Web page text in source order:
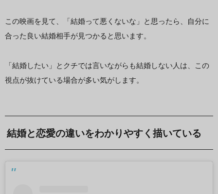
この映画を見て、「結婚って悪くないな」と思ったら、自分に
合った良い結婚相手が見つかると思います。
「結婚したい」とクチでは言いながらも結婚しない人は、この
視点が抜けている場合が多い気がします。
結婚と恋愛の違いをわかりやすく描いている